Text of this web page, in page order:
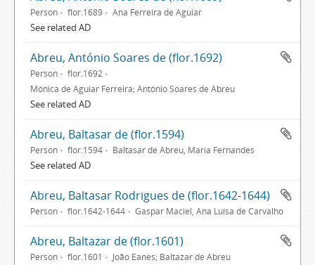
Person flor.1689 Ana Ferreira de Aguiar
See related AD
Abreu, António Soares de (flor.1692)
Person
flor.1692
Mónica de Aguiar Ferreira; António Soares de Abreu
See related AD
Abreu, Baltasar de (flor.1594)
Person flor.1594 Baltasar de Abreu, Maria Fernandes
See related AD
Abreu, Baltasar Rodrigues de (flor.1642-1644)
Person flor.1642-1644 Gaspar Maciel, Ana Luísa de Carvalho
Abreu, Baltazar de (flor.1601)
Person flor.1601 João Eanes; Baltazar de Abreu